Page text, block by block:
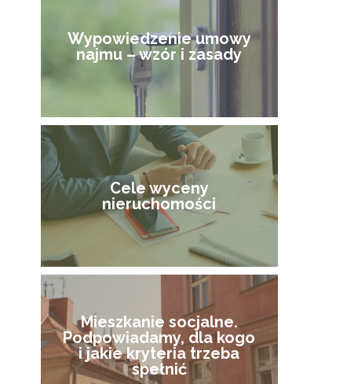
Wypowiedzenie umowy
najmu – wzór i zasady
Cele wyceny
nieruchomości
Mieszkanie socjalne.
Podpowiadamy, dla kogo
i jakie kryteria trzeba
spełnić